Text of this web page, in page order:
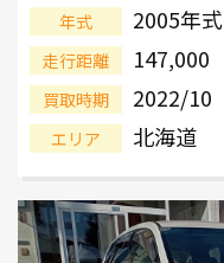
年式 2005年式
走行距離 147,000
買取時期 2022/10
エリア 北海道